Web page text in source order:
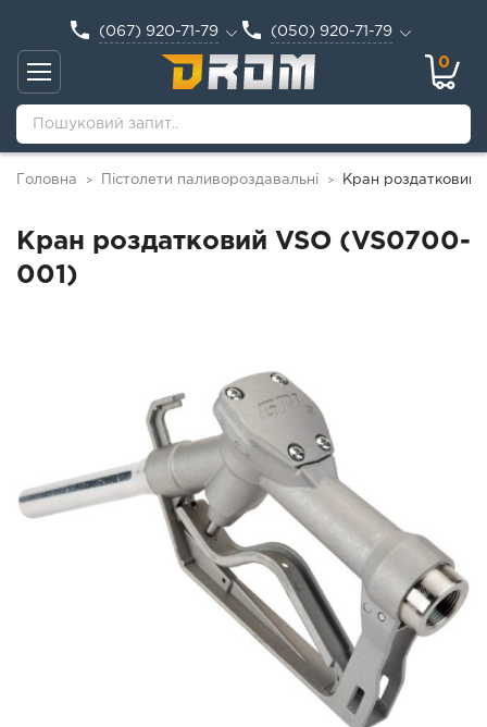
(067) 920-71-79 (050) 920-71-79
0
Головна > Пістолети паливороздавальні > Кран роздатковий
Кран роздатковий VSO (VS0700-
001)